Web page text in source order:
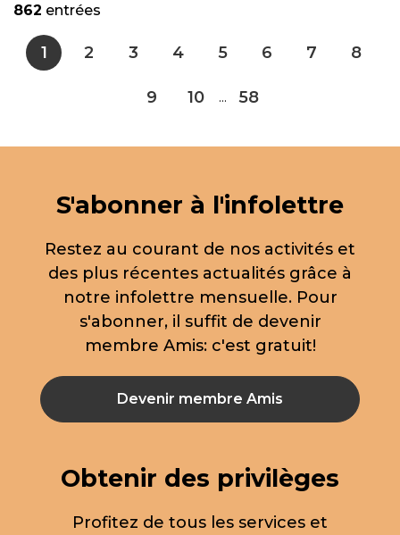
862 entrées
1 2 3 4 5 6 7 8
9 10 ... 58
S'abonner à l'infolettre
Restez au courant de nos activités et
des plus récentes actualités grâce à
notre infolettre mensuelle. Pour
s'abonner, il suffit de devenir
membre Amis: c'est gratuit!
Devenir membre Amis
Obtenir des privilèges
Profitez de tous les services et